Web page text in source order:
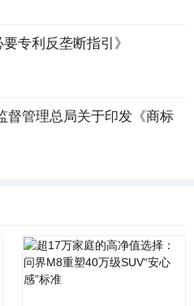
专利反垄断指引》
督管理总局关于印发《商标